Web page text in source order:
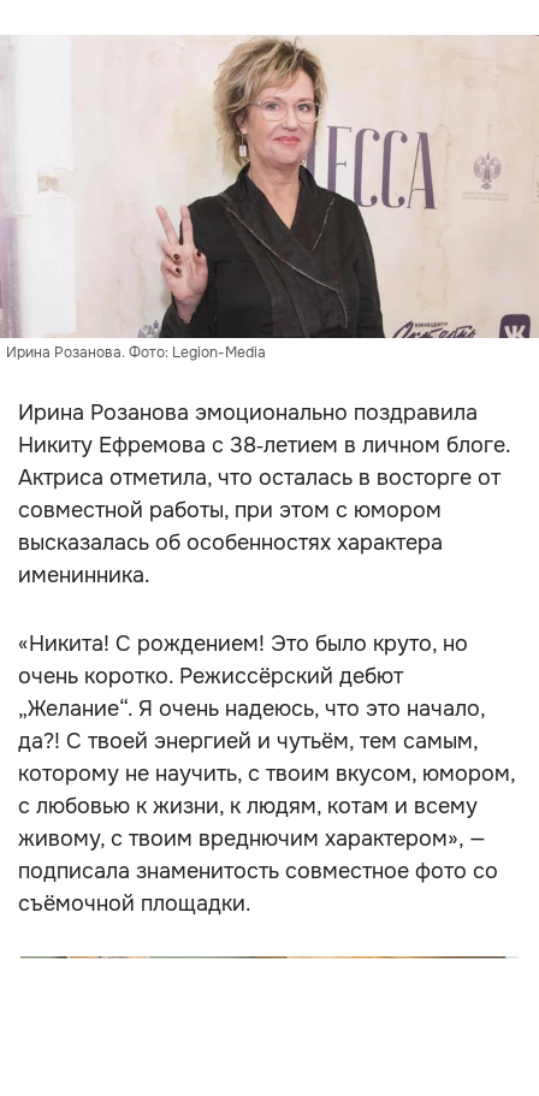
Ирина Розанова. Фото: Legion-Media
Ирина Розанова эмоционально поздравила
Никиту Ефремова с 38‑летием в личном блоге.
Актриса отметила, что осталась в восторге от
совместной работы, при этом с юмором
высказалась об особенностях характера
именинника.
«Никита! С рождением! Это было круто, но
очень коротко. Режиссёрский дебют
„Желание“. Я очень надеюсь, что это начало,
да?! С твоей энергией и чутьём, тем самым,
которому не научить, с твоим вкусом, юмором,
с любовью к жизни, к людям, котам и всему
живому, с твоим вреднючим характером», —
подписала знаменитость совместное фото со
съёмочной площадки.